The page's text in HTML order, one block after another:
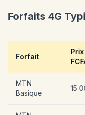
Forfaits 4G
Forfait
Prix
MTN
Basique
15